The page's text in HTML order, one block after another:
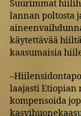
Suurimmat
lannan poltosta
käytettävää
kaasumaisia
laajasti Etiopian
kompensoida